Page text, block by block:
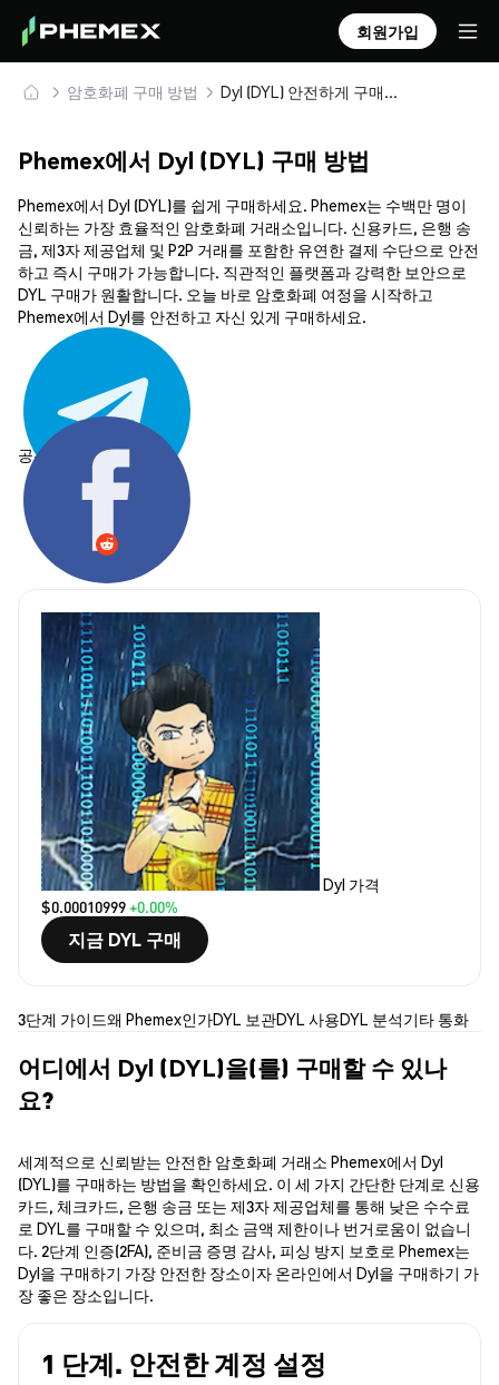
회원가입
암호화폐 구매 방법 Dyl (DYL) 안전하게 구매 및 보관
Phemex에서 Dyl (DYL) 구매 방법
Phemex에서 Dyl (DYL)를 쉽게 구매하세요. Phemex는 수백만 명이
신뢰하는 가장 효율적인 암호화폐 거래소입니다. 신용카드, 은행 송
금, 제3자 제공업체 및 P2P 거래를 포함한 유연한 결제 수단으로 안전
하고 즉시 구매가 가능합니다. 직관적인 플랫폼과 강력한 보안으로
DYL 구매가 원활합니다. 오늘 바로 암호화폐 여정을 시작하고
Phemex에서 Dyl를 안전하고 자신 있게 구매하세요.
공유하기:
Dyl 가격
$0.00010999+0.00%
지금 DYL 구매
3단계 가이드왜 Phemex인가DYL 보관DYL 사용DYL 분석기타 통화
어디에서 Dyl (DYL)을(를) 구매할 수 있나
요?
세계적으로 신뢰받는 안전한 암호화폐 거래소 Phemex에서 Dyl
(DYL)를 구매하는 방법을 확인하세요. 이 세 가지 간단한 단계로 신용
카드, 체크카드, 은행 송금 또는 제3자 제공업체를 통해 낮은 수수료
로 DYL를 구매할 수 있으며, 최소 금액 제한이나 번거로움이 없습니
다. 2단계 인증(2FA), 준비금 증명 감사, 피싱 방지 보호로 Phemex는
Dyl을 구매하기 가장 안전한 장소이자 온라인에서 Dyl을 구매하기 가
장 좋은 장소입니다.
1 단계. 안전한 계정 설정